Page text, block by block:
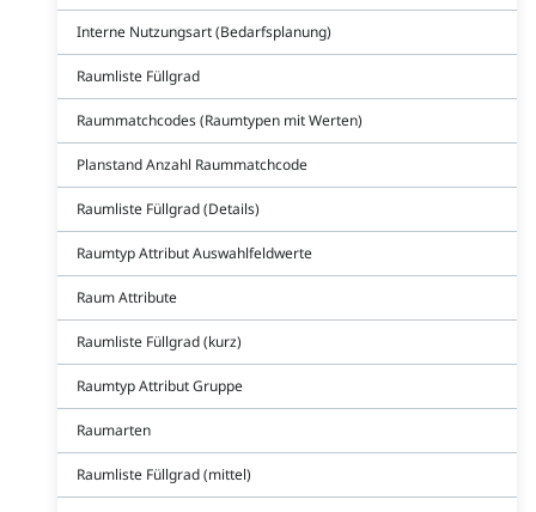
Interne Nutzungsart (Bedarfsplanung)
Raumliste Füllgrad
Raummatchcodes (Raumtypen mit Werten)
Planstand Anzahl Raummatchcode
Raumliste Füllgrad (Details)
Raumtyp Attribut Auswahlfeldwerte
Raum Attribute
Raumliste Füllgrad (kurz)
Raumtyp Attribut Gruppe
Raumarten
Raumliste Füllgrad (mittel)